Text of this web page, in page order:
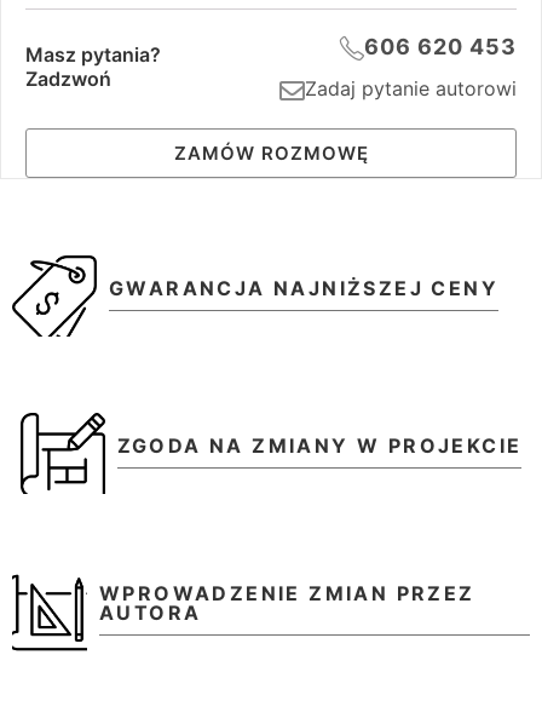
GWARANCJA NAJNIŻSZEJ CENY
ZGODA NA ZMIANY W PROJEKCIE
WPROWADZENIE ZMIAN PRZEZ
AUTORA
Masz pytania?
Zadzwoń
606 620 453
Zadaj pytanie autorowi
ZAMÓW ROZMOWĘ